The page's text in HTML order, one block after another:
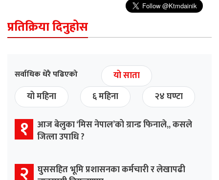
प्रतिक्रिया दिनुहोस
सर्वाधिक धेरै पढिएको
यो साता
यो महिना
६ महिना २४ घण्टा
१
आज बेलुका ‘मिस नेपाल’को ग्रान्ड फिनाले,, कसले
जित्ला उपाधि ?
२
घुससहित भूमि प्रशासनका कर्मचारी र लेखापढी